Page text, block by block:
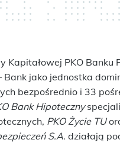
Kapitałowej PKO Banku
Bank jako jednostka
bezpośrednio i 33
Bank Hipoteczny
PKO Życie TU
S.A. działają